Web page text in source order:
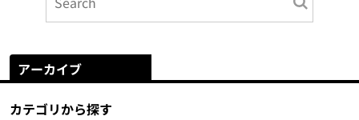
アーカイブ
カテゴリから探す